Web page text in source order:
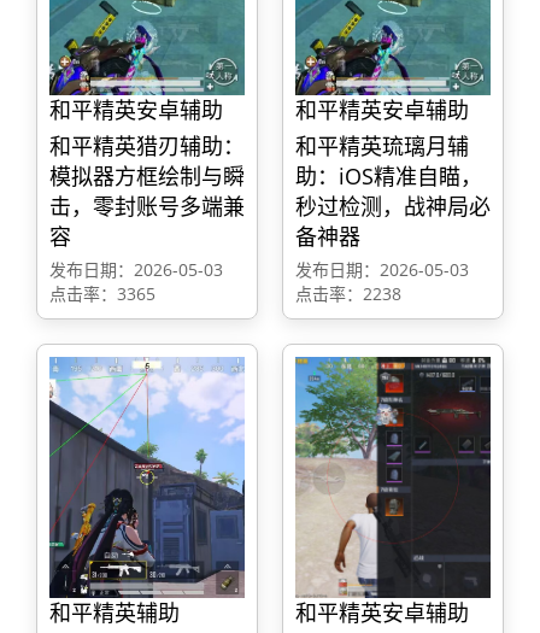
和平精英安卓辅助
和平精英猎刃辅助：
模拟器方框绘制与瞬
击，零封账号多端兼
容
发布日期：2026-05-03
点击率：3365
和平精英安卓辅助
和平精英琉璃月辅
助：iOS精准自瞄，
秒过检测，战神局必
备神器
发布日期：2026-05-03
点击率：2238
和平精英辅助
和平精英安卓辅助